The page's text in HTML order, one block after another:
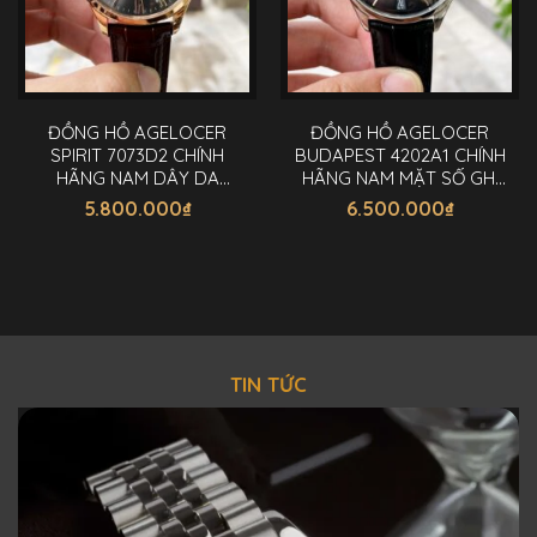
ĐỒNG HỒ AGELOCER
SPIRIT 7073D2 CHÍNH
HÃNG NAM DÂY DA
40MM
5.800.000₫
ĐỒNG HỒ AGELOCER
BUDAPEST 4202A1 CHÍNH
HÃNG NAM MẶT SỐ GHI
40MM
6.500.000₫
TIN TỨC